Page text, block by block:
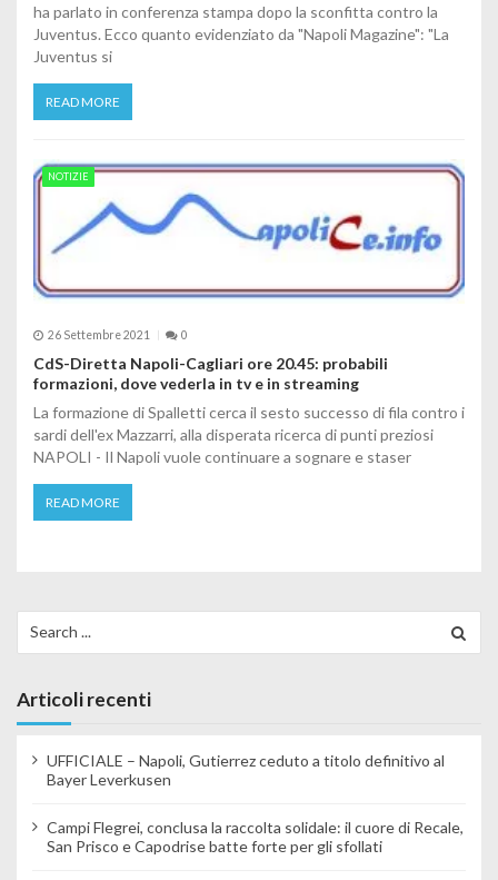
ha parlato in conferenza stampa dopo la sconfitta contro la
Juventus. Ecco quanto evidenziato da "Napoli Magazine": "La
Juventus si
READ MORE
NOTIZIE
26 Settembre 2021 0
CdS-Diretta Napoli-Cagliari ore 20.45: probabili
formazioni, dove vederla in tv e in streaming
La formazione di Spalletti cerca il sesto successo di fila contro i
sardi dell'ex Mazzarri, alla disperata ricerca di punti preziosi
NAPOLI - Il Napoli vuole continuare a sognare e staser
READ MORE
Articoli recenti
UFFICIALE – Napoli, Gutierrez ceduto a titolo definitivo al
Bayer Leverkusen
Campi Flegrei, conclusa la raccolta solidale: il cuore di Recale,
San Prisco e Capodrise batte forte per gli sfollati